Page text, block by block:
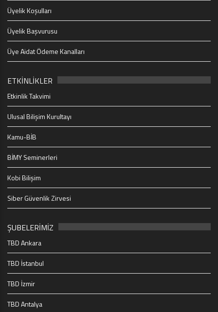
Üyelik Koşulları
Üyelik Başvurusu
Üye Aidat Ödeme Kanalları
ETKİNLİKLER
Etkinlik Takvimi
Ulusal Bilişim Kurultayı
Kamu-BİB
BİMY Seminerleri
Kobi Bilişim
Siber Güvenlik Zirvesi
ŞUBELERİMİZ
TBD Ankara
TBD İstanbul
TBD İzmir
TBD Antalya